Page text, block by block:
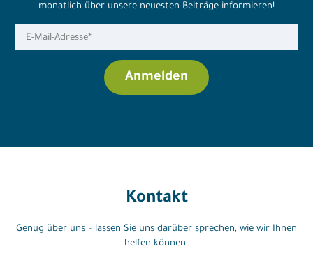
monatlich über unsere neuesten Beiträge informieren!
Kontakt
Genug über uns – lassen Sie uns darüber sprechen, wie wir Ihnen
helfen können.